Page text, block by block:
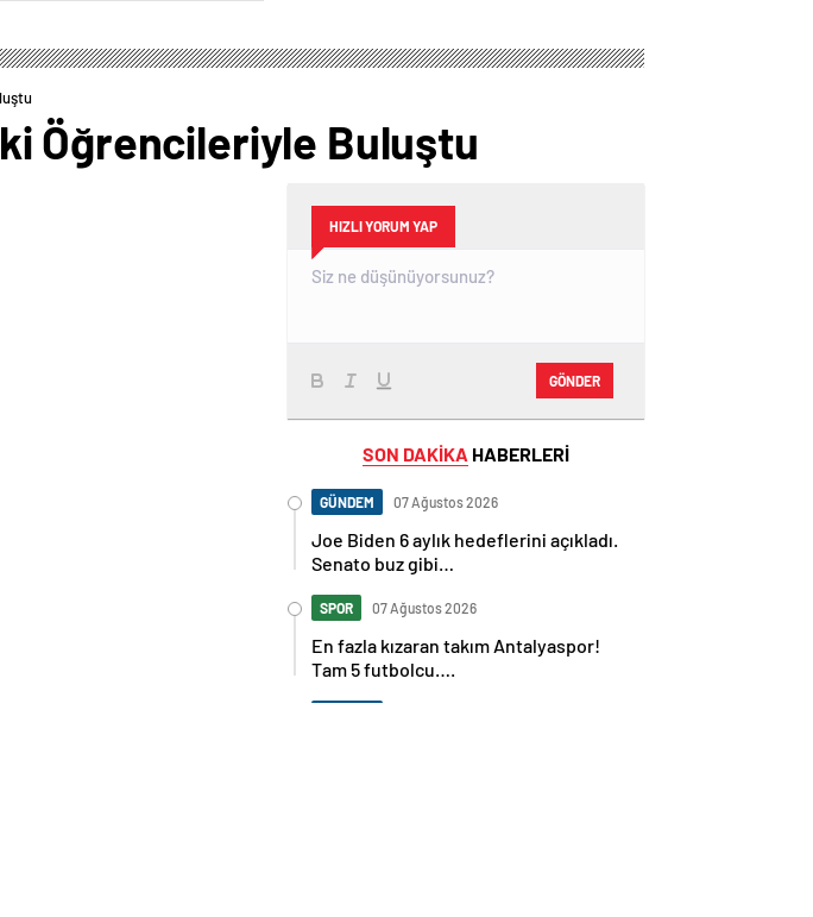
Öğrencileriyle Buluştu
HIZLI YORUM YAP
GÖNDER
SON DAKİKA HABERLERİ
GÜNDEM 07 Ağustos 2026
Joe Biden 6 aylık hedeflerini açıkladı.
Senato buz gibi…
SPOR 07 Ağustos 2026
En fazla kızaran takım Antalyaspor!
Tam 5 futbolcu….